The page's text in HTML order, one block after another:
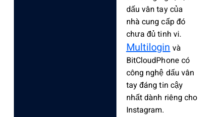
dấu vân tay của
nhà cung cấp đó
chưa đủ tinh vi.
Multiloginvà
BitCloudPhone có
công nghệ dấu vân
tay đáng tin cậy
nhất dành riêng cho
Instagram.